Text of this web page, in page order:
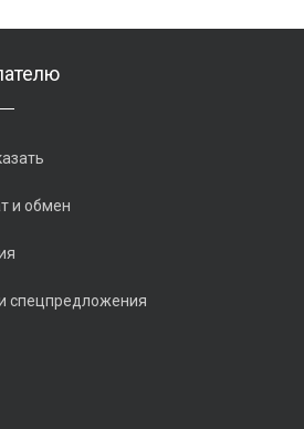
и обмен
спецпредложения